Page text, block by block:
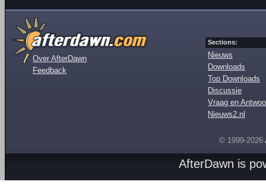
Over AfterDawn
Feedback
Sections:
Nieuws
Downloads
Top Downloads
Discussie
Vraag en
Nieuws2.nl
© 1999-2026
AfterDawn is